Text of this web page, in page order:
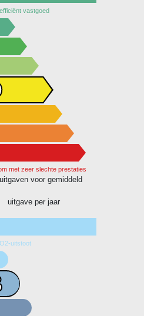
vastgoed
met zeer slechte prestaties
voor gemiddeld
uitgave per jaar
uitstoot